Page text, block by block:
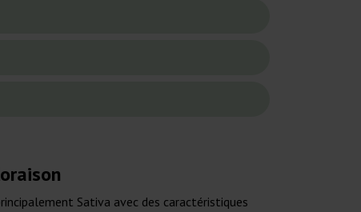
Sativa avec des caractéristiques